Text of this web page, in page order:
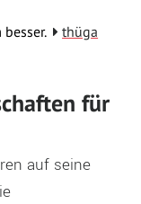
thüga
für
auf seine